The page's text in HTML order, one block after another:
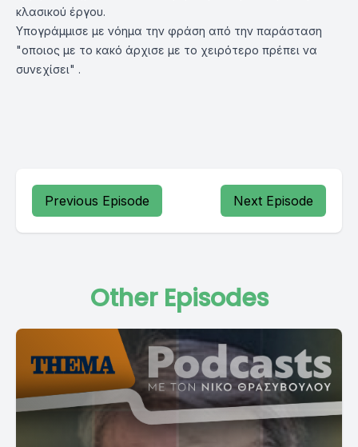
κλασικού έργου.
Υπογράμμισε με νόημα την φράση από την παράσταση
"οποιος με το κακό άρχισε με το χειρότερο πρέπει να
συνεχίσει" .
Previous Episode Next Episode
Other Episodes